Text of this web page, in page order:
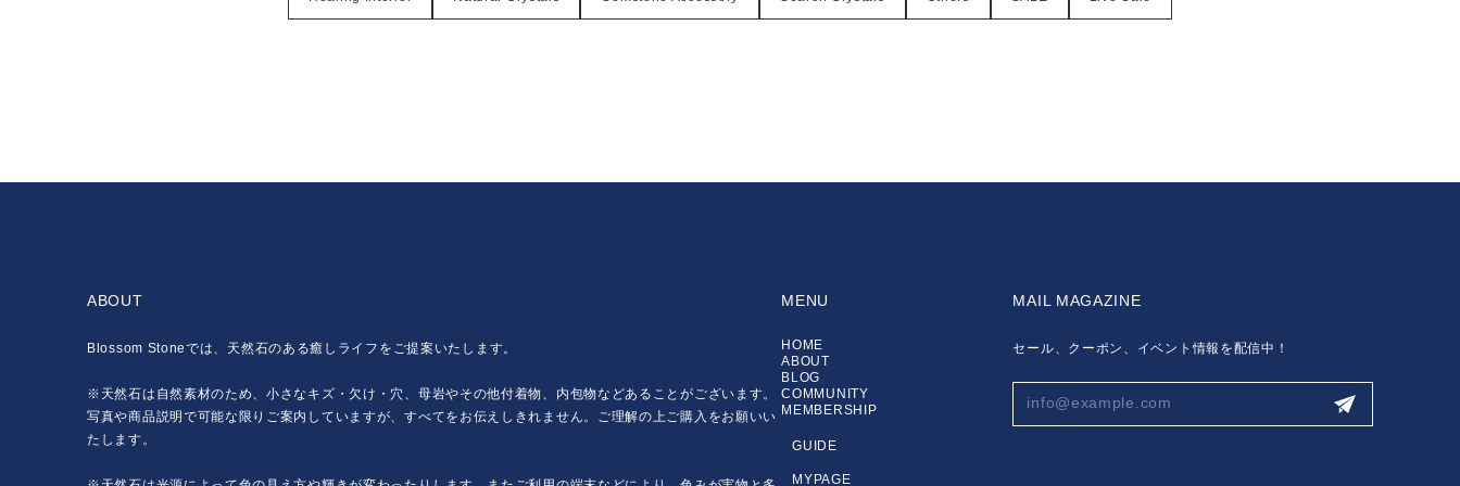
ABOUT
Blossom Stoneでは、天然石のある癒しライフをご提案いたします。
※天然石は自然素材のため、小さなキズ・欠け・穴、母岩やその他付着物、内包物などあることがございます。
写真や商品説明で可能な限りご案内していますが、すべてをお伝えしきれません。ご理解の上ご購入をお願いい
たします。
MENU
HOME
ABOUT
BLOG
COMMUNITY
MEMBERSHIP
GUIDE
MYPAGE
MAIL MAGAZINE
セール、クーポン、イベント情報を配信中！